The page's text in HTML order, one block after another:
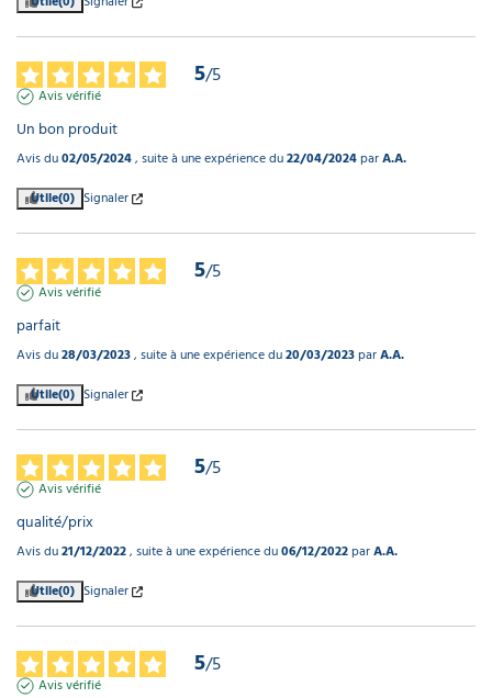
5/5
Avis vérifié
Un bon produit
Avis du02/05/2024, suite à une expérience du22/04/2024parA.A.
Utile(0) Signaler
5/5
Avis vérifié
parfait
Avis du28/03/2023, suite à une expérience du20/03/2023parA.A.
Utile(0) Signaler
5/5
Avis vérifié
qualité/prix
Avis du21/12/2022, suite à une expérience du06/12/2022parA.A.
Utile(0) Signaler
5/5
Avis vérifié